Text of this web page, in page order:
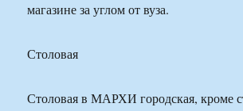
магазине за углом от вуза.
Столовая
Столовая в МАРХИ городская, кроме